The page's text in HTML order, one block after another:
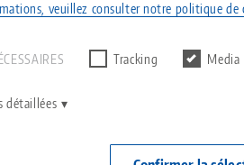
veuillez consulter notre politique
Tracking Media
détaillées
Technologie de
Technologie de
Philosophie
FAQ
Actualités
résultat.